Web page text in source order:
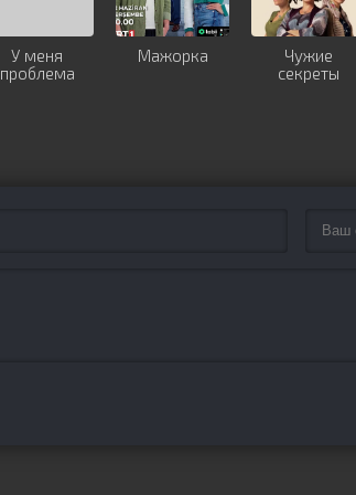
У меня
проблема
Мажорка
Чужие
секреты